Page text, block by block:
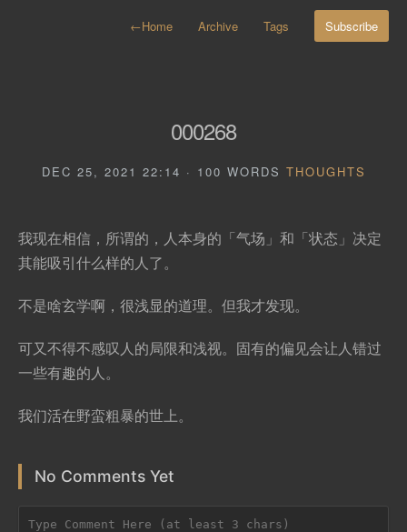
←Home Archive Tags Subscribe
000268
DEC 25, 2021 22:14 · 100 WORDS THOUGHTS
我现在相信，所谓的，人本身的「气场」和「状态」决定
其能吸引什么样的人了。
不是啥玄学啊，很浅显的道理。但我才发现。
可又不得不感叹人的局限和浅视。固有的偏见会让人错过
一些有趣的人。
我们活在野蛮粗暴的世上。
No Comments Yet